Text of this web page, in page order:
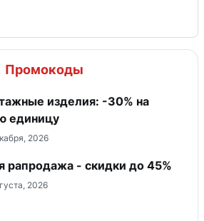
Промокоды
изделия: -30% на
единицу
2026
рапродажа - скидки до 45%
2026